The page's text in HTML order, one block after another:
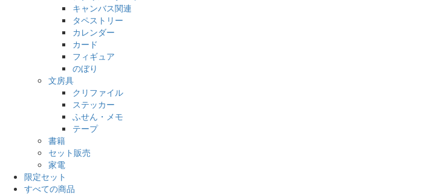
キャンバス関連
タペストリー
カレンダー
カード
フィギュア
のぼり
文房具
クリファイル
ステッカー
ふせん・メモ
テープ
書籍
セット販売
家電
限定セット
すべての商品